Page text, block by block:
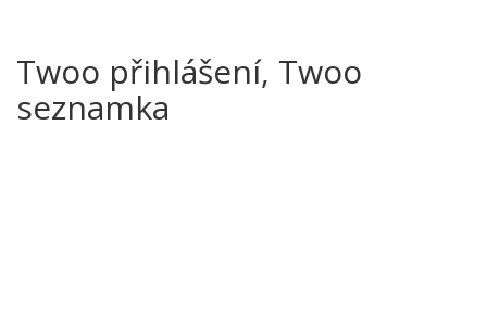
Twoo přihlášení, Twoo
seznamka